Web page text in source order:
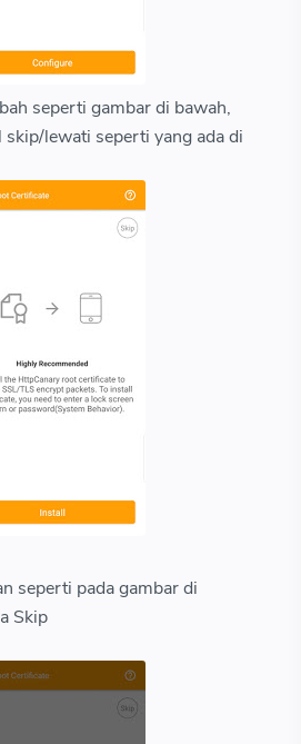
seperti gambar di bawah,
lewati seperti yang ada di
seperti pada gambar di
Skip